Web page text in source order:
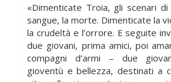
«Dimenticate Troia, gli scenari
sangue, la morte. Dimenticate la
la crudeltà e l’orrore. E seguite
due giovani, prima amici, poi
compagni d’armi – due
gioventù e bellezza, destinati a